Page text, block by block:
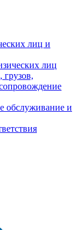
лиц и
лиц
обслуживание и